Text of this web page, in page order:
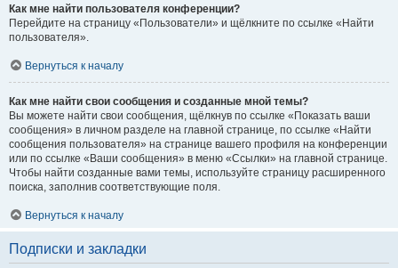
Как мне найти пользователя конференции?
Перейдите на страницу «Пользователи» и щёлкните по ссылке «Найти
пользователя».
Вернуться к началу
Как мне найти свои сообщения и созданные мной темы?
Вы можете найти свои сообщения, щёлкнув по ссылке «Показать ваши
сообщения» в личном разделе на главной странице, по ссылке «Найти
сообщения пользователя» на странице вашего профиля на конференции
или по ссылке «Ваши сообщения» в меню «Ссылки» на главной странице.
Чтобы найти созданные вами темы, используйте страницу расширенного
поиска, заполнив соответствующие поля.
Вернуться к началу
Подписки и закладки